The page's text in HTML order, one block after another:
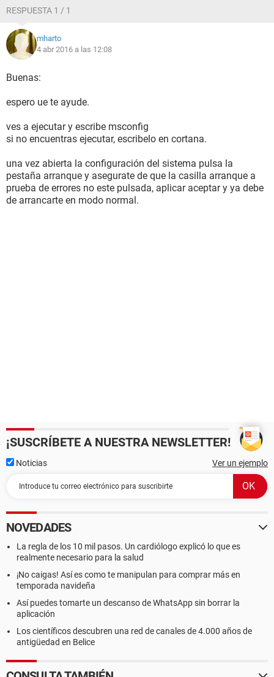
RESPUESTA 1 / 1
mharto
4 abr 2016 a las 12:08
Buenas:
espero ue te ayude.
ves a ejecutar y escribe msconfig
si no encuentras ejecutar, escribelo en cortana.
una vez abierta la configuración del sistema pulsa la
pestaña arranque y asegurate de que la casilla arranque a
prueba de errores no este pulsada, aplicar aceptar y ya debe
de arrancarte en modo normal.
¡SUSCRÍBETE A NUESTRA NEWSLETTER!
Noticias Ver un ejemplo
NOVEDADES
La regla de los 10 mil pasos. Un cardiólogo explicó lo que es
realmente necesario para la salud
¡No caigas! Así es como te manipulan para comprar más en
temporada navideña
Así puedes tomarte un descanso de WhatsApp sin borrar la
aplicación
Los científicos descubren una red de canales de 4.000 años de
antigüedad en Belice